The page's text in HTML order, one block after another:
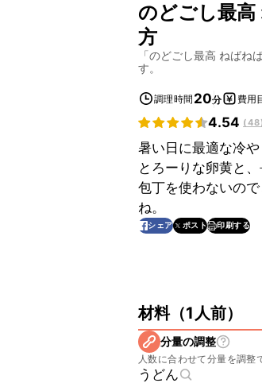
のどごし最
方
「のどごし最高 ねばね
す。
調理時間 20分 費用
4.54 (48
暑い日に最適な冷
とろーりな卵黄と
包丁を使わないの
ね。
シェア ポスト 印刷する
材料（1人前）
分量の調整
人数に合わせて分量を調整
うどん